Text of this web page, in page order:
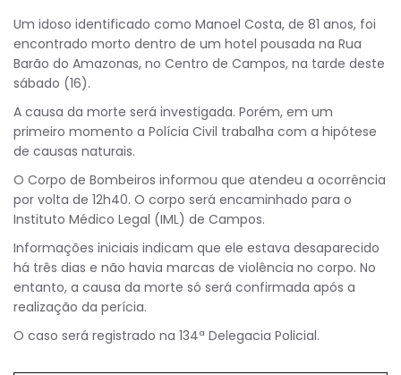
Um idoso identificado como Manoel Costa, de 81 anos, foi
encontrado morto dentro de um hotel pousada na Rua
Barão do Amazonas, no Centro de Campos, na tarde deste
sábado (16).
A causa da morte será investigada. Porém, em um
primeiro momento a Polícia Civil trabalha com a hipótese
de causas naturais.
O Corpo de Bombeiros informou que atendeu a ocorrência
por volta de 12h40. O corpo será encaminhado para o
Instituto Médico Legal (IML) de Campos.
Informações iniciais indicam que ele estava desaparecido
há três dias e não havia marcas de violência no corpo. No
entanto, a causa da morte só será confirmada após a
realização da perícia.
O caso será registrado na 134ª Delegacia Policial.